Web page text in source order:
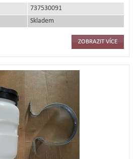
737530091
Skladem
ZOBRAZIT VÍCE